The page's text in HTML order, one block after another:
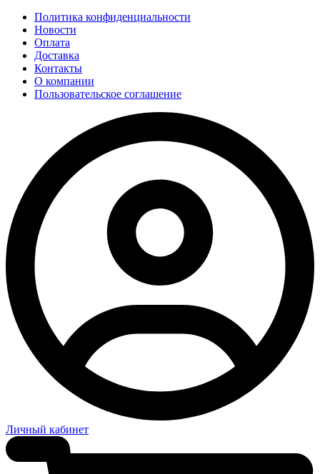
Политика конфиденциальности
Новости
Оплата
Доставка
Контакты
О компании
Пользовательское соглашение
Личный кабинет